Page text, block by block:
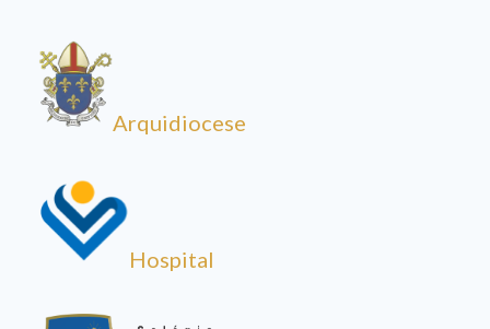
Arquidiocese
Hospital